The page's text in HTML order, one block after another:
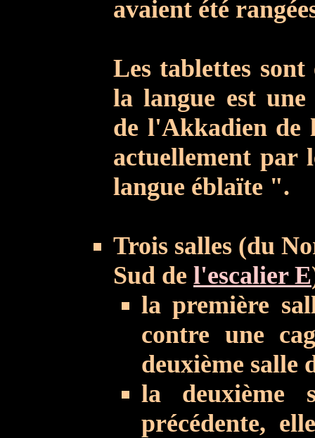
avaient été
Les tablettes
la langue est
de l'Akkadien de
actuellement par
langue éblaïte ".
Trois salles (du
Sud de l'escalier E
la première
contre une
deuxième salle
la deuxième
précédente,